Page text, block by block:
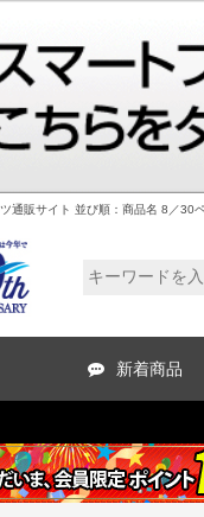
通販サイト 並び順：商品名 8／30
新着商品